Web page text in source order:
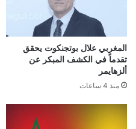
المغربي علال بوتجنكوت يحقق
تقدماً في الكشف المبكر عن
ألزهايمر
منذ 4 ساعات